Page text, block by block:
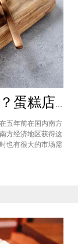
面包新语加盟费用需要多少？蛋糕店加盟费用太高了吗？
五年前在国内南方
方经济地区获得这
也有很大的市场需
这对于很多国内